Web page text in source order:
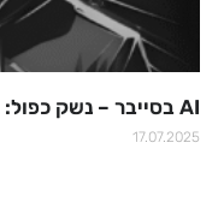
AI בסייבר – נשק כפול: בינה מלאכותית במתקפות ובהגנה
17.07.2025